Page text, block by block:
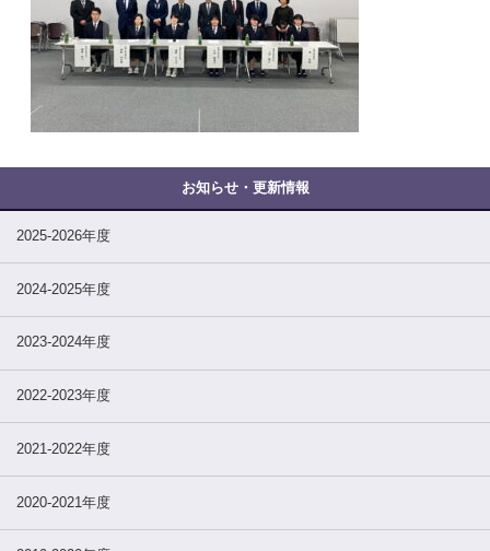
2025-2026年度
2024-2025年度
2023-2024年度
2022-2023年度
2021-2022年度
2020-2021年度